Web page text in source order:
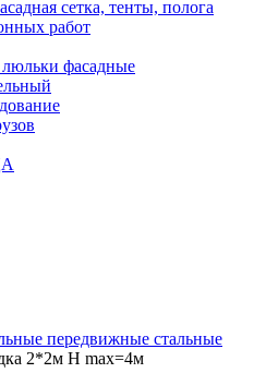
сетка, тенты, полога
работ
фасадные
передвижные стальные
2*2м Н max=4м